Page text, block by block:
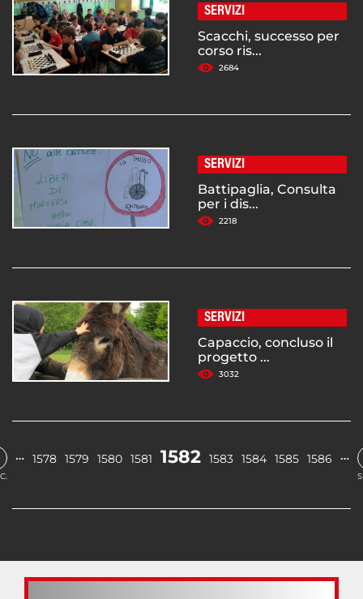
SERVIZI
Scacchi, successo per
corso ris...
2684
SERVIZI
Battipaglia, Consulta
per i dis...
2218
SERVIZI
Capaccio, concluso il
progetto ...
3032
… 1578 1579 1580 1581 1582 1583 1584 1585 1586 …